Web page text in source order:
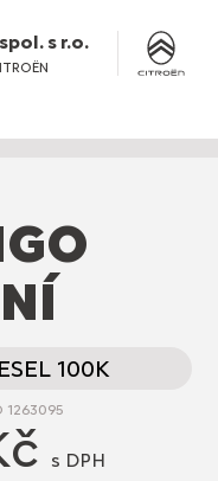
s r.o.
100K
1263095
s DPH